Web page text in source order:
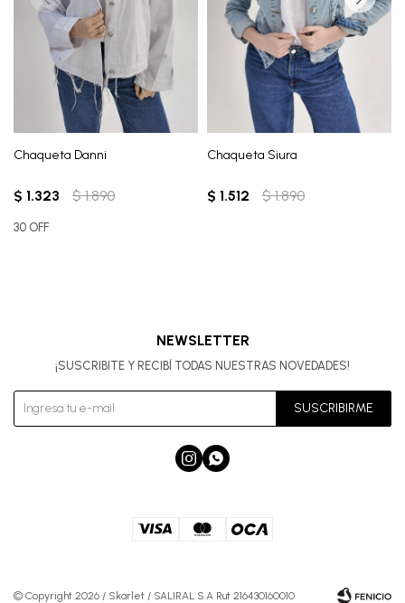
Chaqueta Danni
$ 1.323 $ 1.890
30 OFF
Chaqueta Siura
$ 1.512 $ 1.890
NEWSLETTER
¡SUSCRIBITE Y RECIBÍ TODAS NUESTRAS NOVEDADES!
SUSCRIBIRME
 
© Copyright 2026 / Skarlet / SALIRAL S.A Rut 216430160010